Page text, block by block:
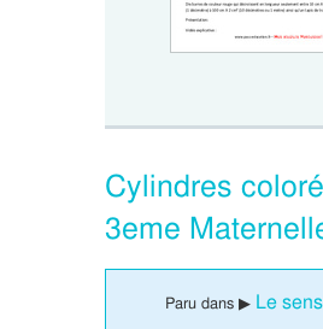
Cylindres
3eme
Paru dans ▶ Le